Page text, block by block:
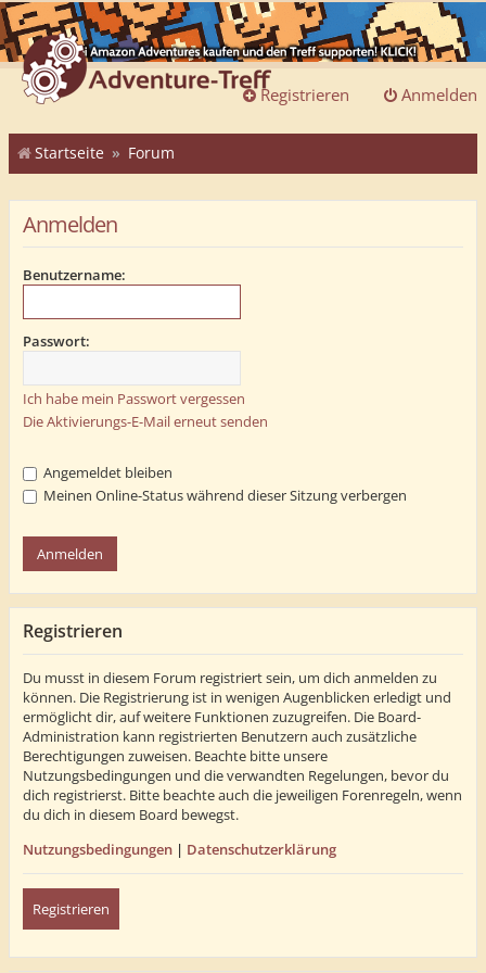
Anmelden
Registrieren
Startseite Forum
Anmelden
Benutzername:
Passwort:
Ich habe mein Passwort vergessen
Die Aktivierungs-E-Mail erneut senden
Angemeldet bleiben
Meinen Online-Status während dieser Sitzung verbergen
Registrieren
Du musst in diesem Forum registriert sein, um dich anmelden zu
können. Die Registrierung ist in wenigen Augenblicken erledigt und
ermöglicht dir, auf weitere Funktionen zuzugreifen. Die Board-
Administration kann registrierten Benutzern auch zusätzliche
Berechtigungen zuweisen. Beachte bitte unsere
Nutzungsbedingungen und die verwandten Regelungen, bevor du
dich registrierst. Bitte beachte auch die jeweiligen Forenregeln, wenn
du dich in diesem Board bewegst.
Nutzungsbedingungen | Datenschutzerklärung
Registrieren